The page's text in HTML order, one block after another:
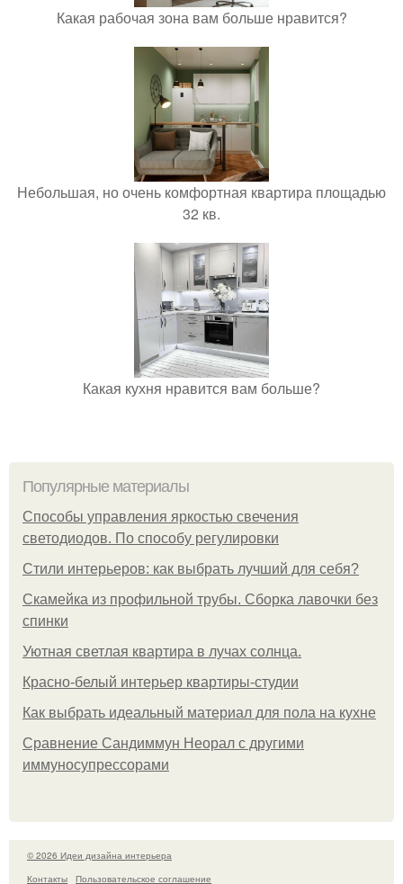
Какая рабочая зона вам больше нравится?
Небольшая, но очень комфортная квартира площадью
32 кв.
Какая кухня нравится вам больше?
Популярные материалы
Способы управления яркостью свечения
светодиодов. По способу регулировки
Стили интерьеров: как выбрать лучший для себя?
Скамейка из профильной трубы. Сборка лавочки без
спинки
Уютная светлая квартира в лучах солнца.
Красно-белый интерьер квартиры-студии
Как выбрать идеальный материал для пола на кухне
Сравнение Сандиммун Неорал с другими
иммуносупрессорами
© 2026 Идеи дизайна интерьера
Контакты
Пользовательское соглашение